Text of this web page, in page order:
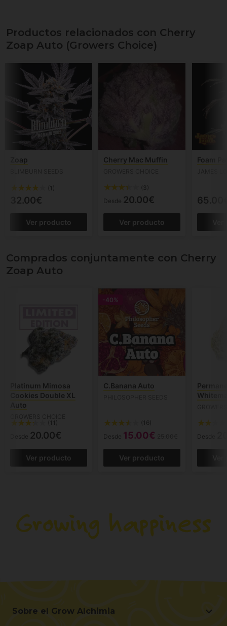
Productos relacionados con Cherry
Zoap Auto (Growers Choice)
Zoap
(1)
32.00€
Ver producto
Cherry Mac Muffin
(3)
Desde 20.00€
Ver producto
Foam
Comprados conjuntamente con Cherry
Zoap Auto
Platinum Mimosa
Cookies Double XL
Auto
(11)
Desde 20.00€
Ver producto
-40%
C.Banana Auto
(16)
Desde 15.00€
Ver producto
Desde
Sobre el Grow Alchimia